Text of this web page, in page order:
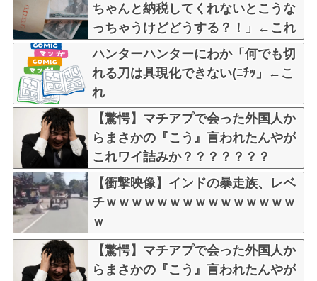
ちゃんと納税してくれないとこうな
っちゃうけどどうする？！」←これ
w w w w w w w w
ハンターハンターにわか「何でも切
れる刀は具現化できない(ﾆﾁｯ」←こ
れ
【驚愕】マチアプで会った外国人か
らまさかの『こう』言われたんやが
これワイ詰みか？？？？？？？
【衝撃映像】インドの暴走族、レベ
チｗｗｗｗｗｗｗｗｗｗｗｗｗｗｗ
ｗ
【驚愕】マチアプで会った外国人か
らまさかの『こう』言われたんやが